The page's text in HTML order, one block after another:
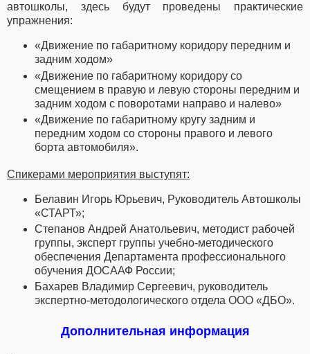
автошколы, здесь будут проведены практические
упражнения:
«Движение по габаритному коридору передним и
задним ходом»
«Движение по габаритному коридору со
смещением в правую и левую стороны передним и
задним ходом с поворотами направо и налево»
«Движение по габаритному кругу задним и
передним ходом со стороны правого и левого
борта автомобиля».
Спикерами мероприятия выступят:
Белавин Игорь Юрьевич, Руководитель Автошколы
«СТАРТ»;
Степанов Андрей Анатольевич, методист рабочей
группы, эксперт группы учебно-методического
обеспечения Департамента профессионального
обучения ДОСААФ России;
Бахарев Владимир Сергеевич, руководитель
экспертно-методологического отдела ООО «ДБО».
Дополнительная информация